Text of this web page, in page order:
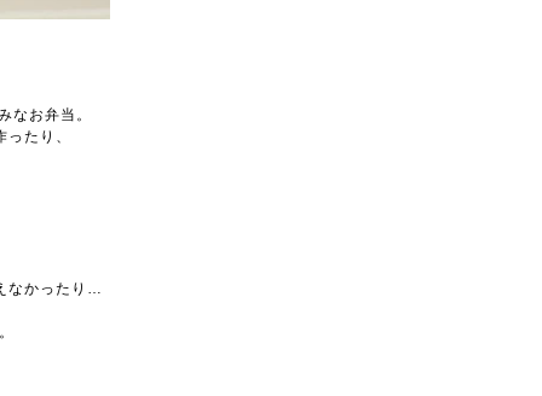
なお弁当。
たり、
なかったり…